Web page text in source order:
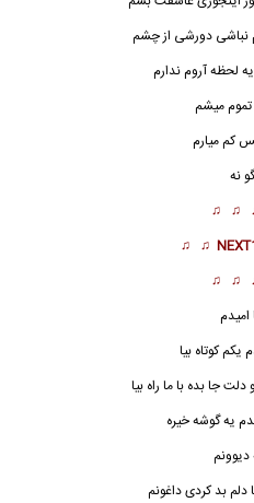
نباشی دورشی از چشم
لحظه آروم ندارم
میشم
کم میارم
نه
♫ ♫
♫ ♫
♫ ♫
امیدم
یکم کوتاه بیا
دلت جا بده با ما راه بیا
یه گوشه خیره
بد کردی داغونم